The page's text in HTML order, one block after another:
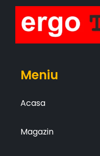
Meniu
Acasa
Magazin